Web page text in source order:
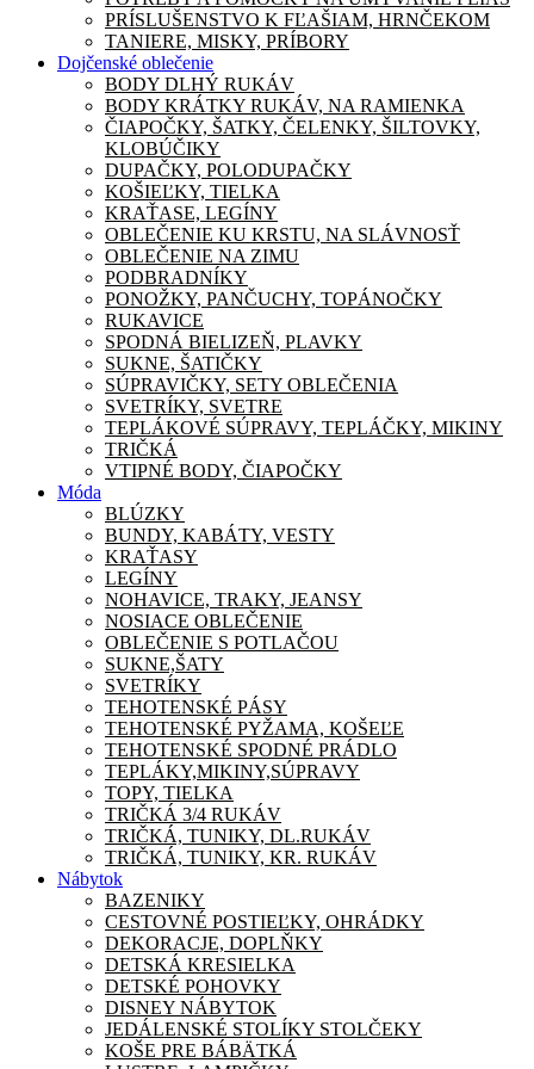
PRÍSLUŠENSTVO K FĽAŠIAM, HRNČEKOM
TANIERE, MISKY, PRÍBORY
Dojčenské oblečenie
BODY DLHÝ RUKÁV
BODY KRÁTKY RUKÁV, NA RAMIENKA
ČIAPOČKY, ŠATKY, ČELENKY, ŠILTOVKY,
KLOBÚČIKY
DUPAČKY, POLODUPAČKY
KOŠIEĽKY, TIELKA
KRAŤASE, LEGÍNY
OBLEČENIE KU KRSTU, NA SLÁVNOSŤ
OBLEČENIE NA ZIMU
PODBRADNÍKY
PONOŽKY, PANČUCHY, TOPÁNOČKY
RUKAVICE
SPODNÁ BIELIZEŇ, PLAVKY
SUKNE, ŠATIČKY
SÚPRAVIČKY, SETY OBLEČENIA
SVETRÍKY, SVETRE
TEPLÁKOVÉ SÚPRAVY, TEPLÁČKY, MIKINY
TRIČKÁ
VTIPNÉ BODY, ČIAPOČKY
Móda
BLÚZKY
BUNDY, KABÁTY, VESTY
KRAŤASY
LEGÍNY
NOHAVICE, TRAKY, JEANSY
NOSIACE OBLEČENIE
OBLEČENIE S POTLAČOU
SUKNE,ŠATY
SVETRÍKY
TEHOTENSKÉ PÁSY
TEHOTENSKÉ PYŽAMA, KOŠEĽE
TEHOTENSKÉ SPODNÉ PRÁDLO
TEPLÁKY,MIKINY,SÚPRAVY
TOPY, TIELKA
TRIČKÁ 3/4 RUKÁV
TRIČKÁ, TUNIKY, DL.RUKÁV
TRIČKÁ, TUNIKY, KR. RUKÁV
Nábytok
BAZENIKY
CESTOVNÉ POSTIEĽKY, OHRÁDKY
DEKORACJE, DOPLŇKY
DETSKÁ KRESIELKA
DETSKÉ POHOVKY
DISNEY NÁBYTOK
JEDÁLENSKÉ STOLÍKY STOLČEKY
KOŠE PRE BÁBÄTKÁ